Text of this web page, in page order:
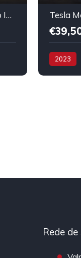
Mitsubishi L200 2.4 DI-D Club Intense Strakar 4WD
2023
Rede